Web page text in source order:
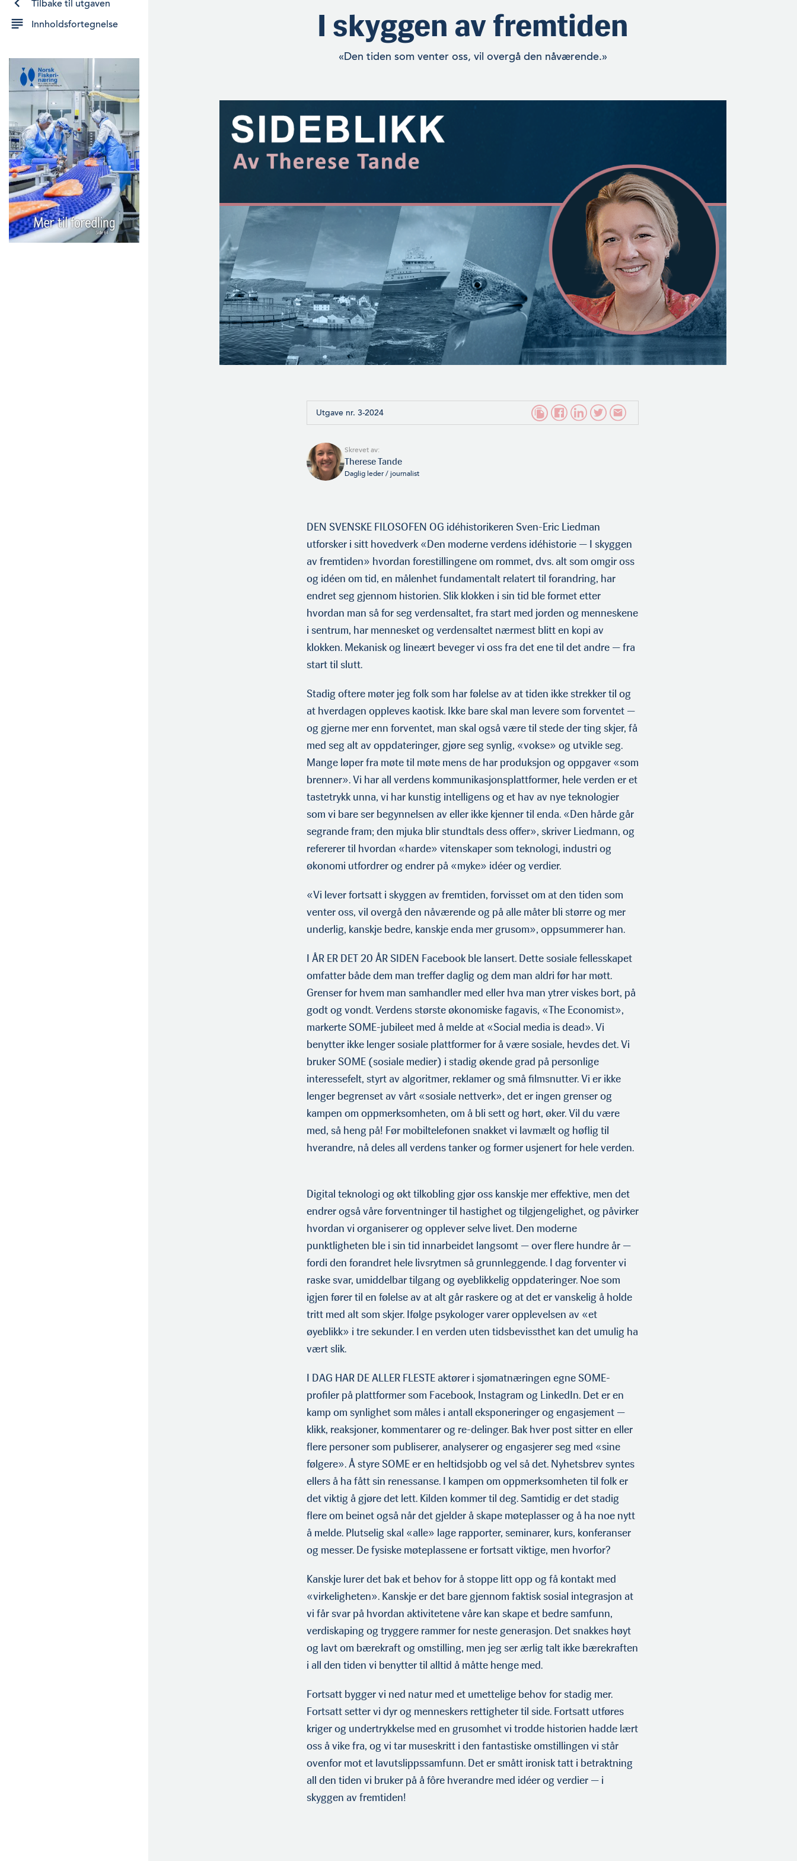
Tilbake til utgaven
Innholdsfortegnelse
I skyggen av fremtiden
«Den tiden som venter oss, vil overgå den nåværende.»
Utgave nr. 3-2024
Skrevet av:
Therese Tande
Daglig leder / journalist
DEN SVENSKE FILOSOFEN OG idéhistorikeren Sven-Eric Liedman
utforsker i sitt hovedverk «Den moderne verdens idéhistorie — I skyggen
av fremtiden» hvordan forestillingene om rommet, dvs. alt som omgir oss
og idéen om tid, en målenhet fundamentalt relatert til forandring, har
endret seg gjennom historien. Slik klokken i sin tid ble formet etter
hvordan man så for seg verdensaltet, fra start med jorden og menneskene
i sentrum, har mennesket og verdensaltet nærmest blitt en kopi av
klokken. Mekanisk og lineært beveger vi oss fra det ene til det andre — fra
start til slutt.
Stadig oftere møter jeg folk som har følelse av at tiden ikke strekker til og
at hverdagen oppleves kaotisk. Ikke bare skal man levere som forventet —
og gjerne mer enn forventet, man skal også være til stede der ting skjer, få
med seg alt av oppdateringer, gjøre seg synlig, «vokse» og utvikle seg.
Mange løper fra møte til møte mens de har produksjon og oppgaver «som
brenner». Vi har all verdens kommunikasjonsplattformer, hele verden er et
tastetrykk unna, vi har kunstig intelligens og et hav av nye teknologier
som vi bare ser begynnelsen av eller ikke kjenner til enda. «Den hårde går
segrande fram; den mjuka blir stundtals dess offer», skriver Liedmann, og
refererer til hvordan «harde» vitenskaper som teknologi, industri og
økonomi utfordrer og endrer på «myke» idéer og verdier.
«Vi lever fortsatt i skyggen av fremtiden, forvisset om at den tiden som
venter oss, vil overgå den nåværende og på alle måter bli større og mer
underlig, kanskje bedre, kanskje enda mer grusom», oppsummerer han.
I ÅR ER DET 20 ÅR SIDEN Facebook ble lansert. Dette sosiale fellesskapet
omfatter både dem man treffer daglig og dem man aldri før har møtt.
Grenser for hvem man samhandler med eller hva man ytrer viskes bort, på
godt og vondt. Verdens største økonomiske fagavis, «The Economist»,
markerte SOME-jubileet med å melde at «Social media is dead». Vi
benytter ikke lenger sosiale plattformer for å være sosiale, hevdes det. Vi
bruker SOME (sosiale medier) i stadig økende grad på personlige
interessefelt, styrt av algoritmer, reklamer og små filmsnutter. Vi er ikke
lenger begrenset av vårt «sosiale nettverk», det er ingen grenser og
kampen om oppmerksomheten, om å bli sett og hørt, øker. Vil du være
med, så heng på! Før mobiltelefonen snakket vi lavmælt og høflig til
hverandre, nå deles all verdens tanker og former usjenert for hele verden.
Digital teknologi og økt tilkobling gjør oss kanskje mer effektive, men det
endrer også våre forventninger til hastighet og tilgjengelighet, og påvirker
hvordan vi organiserer og opplever selve livet. Den moderne
punktligheten ble i sin tid innarbeidet langsomt — over flere hundre år —
fordi den forandret hele livsrytmen så grunnleggende. I dag forventer vi
raske svar, umiddelbar tilgang og øyeblikkelig oppdateringer. Noe som
igjen fører til en følelse av at alt går raskere og at det er vanskelig å holde
tritt med alt som skjer. Ifølge psykologer varer opplevelsen av «et
øyeblikk» i tre sekunder. I en verden uten tidsbevissthet kan det umulig ha
vært slik.
I DAG HAR DE ALLER FLESTE aktører i sjømatnæringen egne SOME-
profiler på plattformer som Facebook, Instagram og LinkedIn. Det er en
kamp om synlighet som måles i antall eksponeringer og engasjement —
klikk, reaksjoner, kommentarer og re-delinger. Bak hver post sitter en eller
flere personer som publiserer, analyserer og engasjerer seg med «sine
følgere». Å styre SOME er en heltidsjobb og vel så det. Nyhetsbrev syntes
ellers å ha fått sin renessanse. I kampen om oppmerksomheten til folk er
det viktig å gjøre det lett. Kilden kommer til deg. Samtidig er det stadig
flere om beinet også når det gjelder å skape møteplasser og å ha noe nytt
å melde. Plutselig skal «alle» lage rapporter, seminarer, kurs, konferanser
og messer. De fysiske møteplassene er fortsatt viktige, men hvorfor?
Kanskje lurer det bak et behov for å stoppe litt opp og få kontakt med
«virkeligheten». Kanskje er det bare gjennom faktisk sosial integrasjon at
vi får svar på hvordan aktivitetene våre kan skape et bedre samfunn,
verdiskaping og tryggere rammer for neste generasjon. Det snakkes høyt
og lavt om bærekraft og omstilling, men jeg ser ærlig talt ikke bærekraften
i all den tiden vi benytter til alltid å måtte henge med.
Fortsatt bygger vi ned natur med et umettelige behov for stadig mer.
Fortsatt setter vi dyr og menneskers rettigheter til side. Fortsatt utføres
kriger og undertrykkelse med en grusomhet vi trodde historien hadde lært
oss å vike fra, og vi tar museskritt i den fantastiske omstillingen vi står
ovenfor mot et lavutslippssamfunn. Det er smått ironisk tatt i betraktning
all den tiden vi bruker på å fôre hverandre med idéer og verdier — i
skyggen av fremtiden!